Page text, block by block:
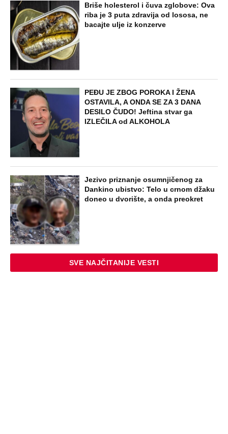
Briše holesterol i čuva zglobove: Ova
riba je 3 puta zdravija od lososa, ne
bacajte ulje iz konzerve
PEĐU JE ZBOG POROKA I ŽENA
OSTAVILA, A ONDA SE ZA 3 DANA
DESILO ČUDO! Jeftina stvar ga
IZLEČILA od ALKOHOLA
Jezivo priznanje osumnjičenog za
Dankino ubistvo: Telo u crnom džaku
doneo u dvorište, a onda preokret
SVE NAJČITANIJE VESTI